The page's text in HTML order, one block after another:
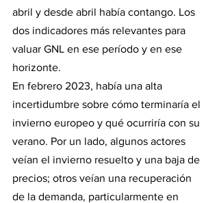
abril y desde abril había contango. Los
dos indicadores más relevantes para
valuar GNL en ese período y en ese
horizonte.
En febrero 2023, había una alta
incertidumbre sobre cómo terminaría el
invierno europeo y qué ocurriría con su
verano. Por un lado, algunos actores
veían el invierno resuelto y una baja de
precios; otros veían una recuperación
de la demanda, particularmente en